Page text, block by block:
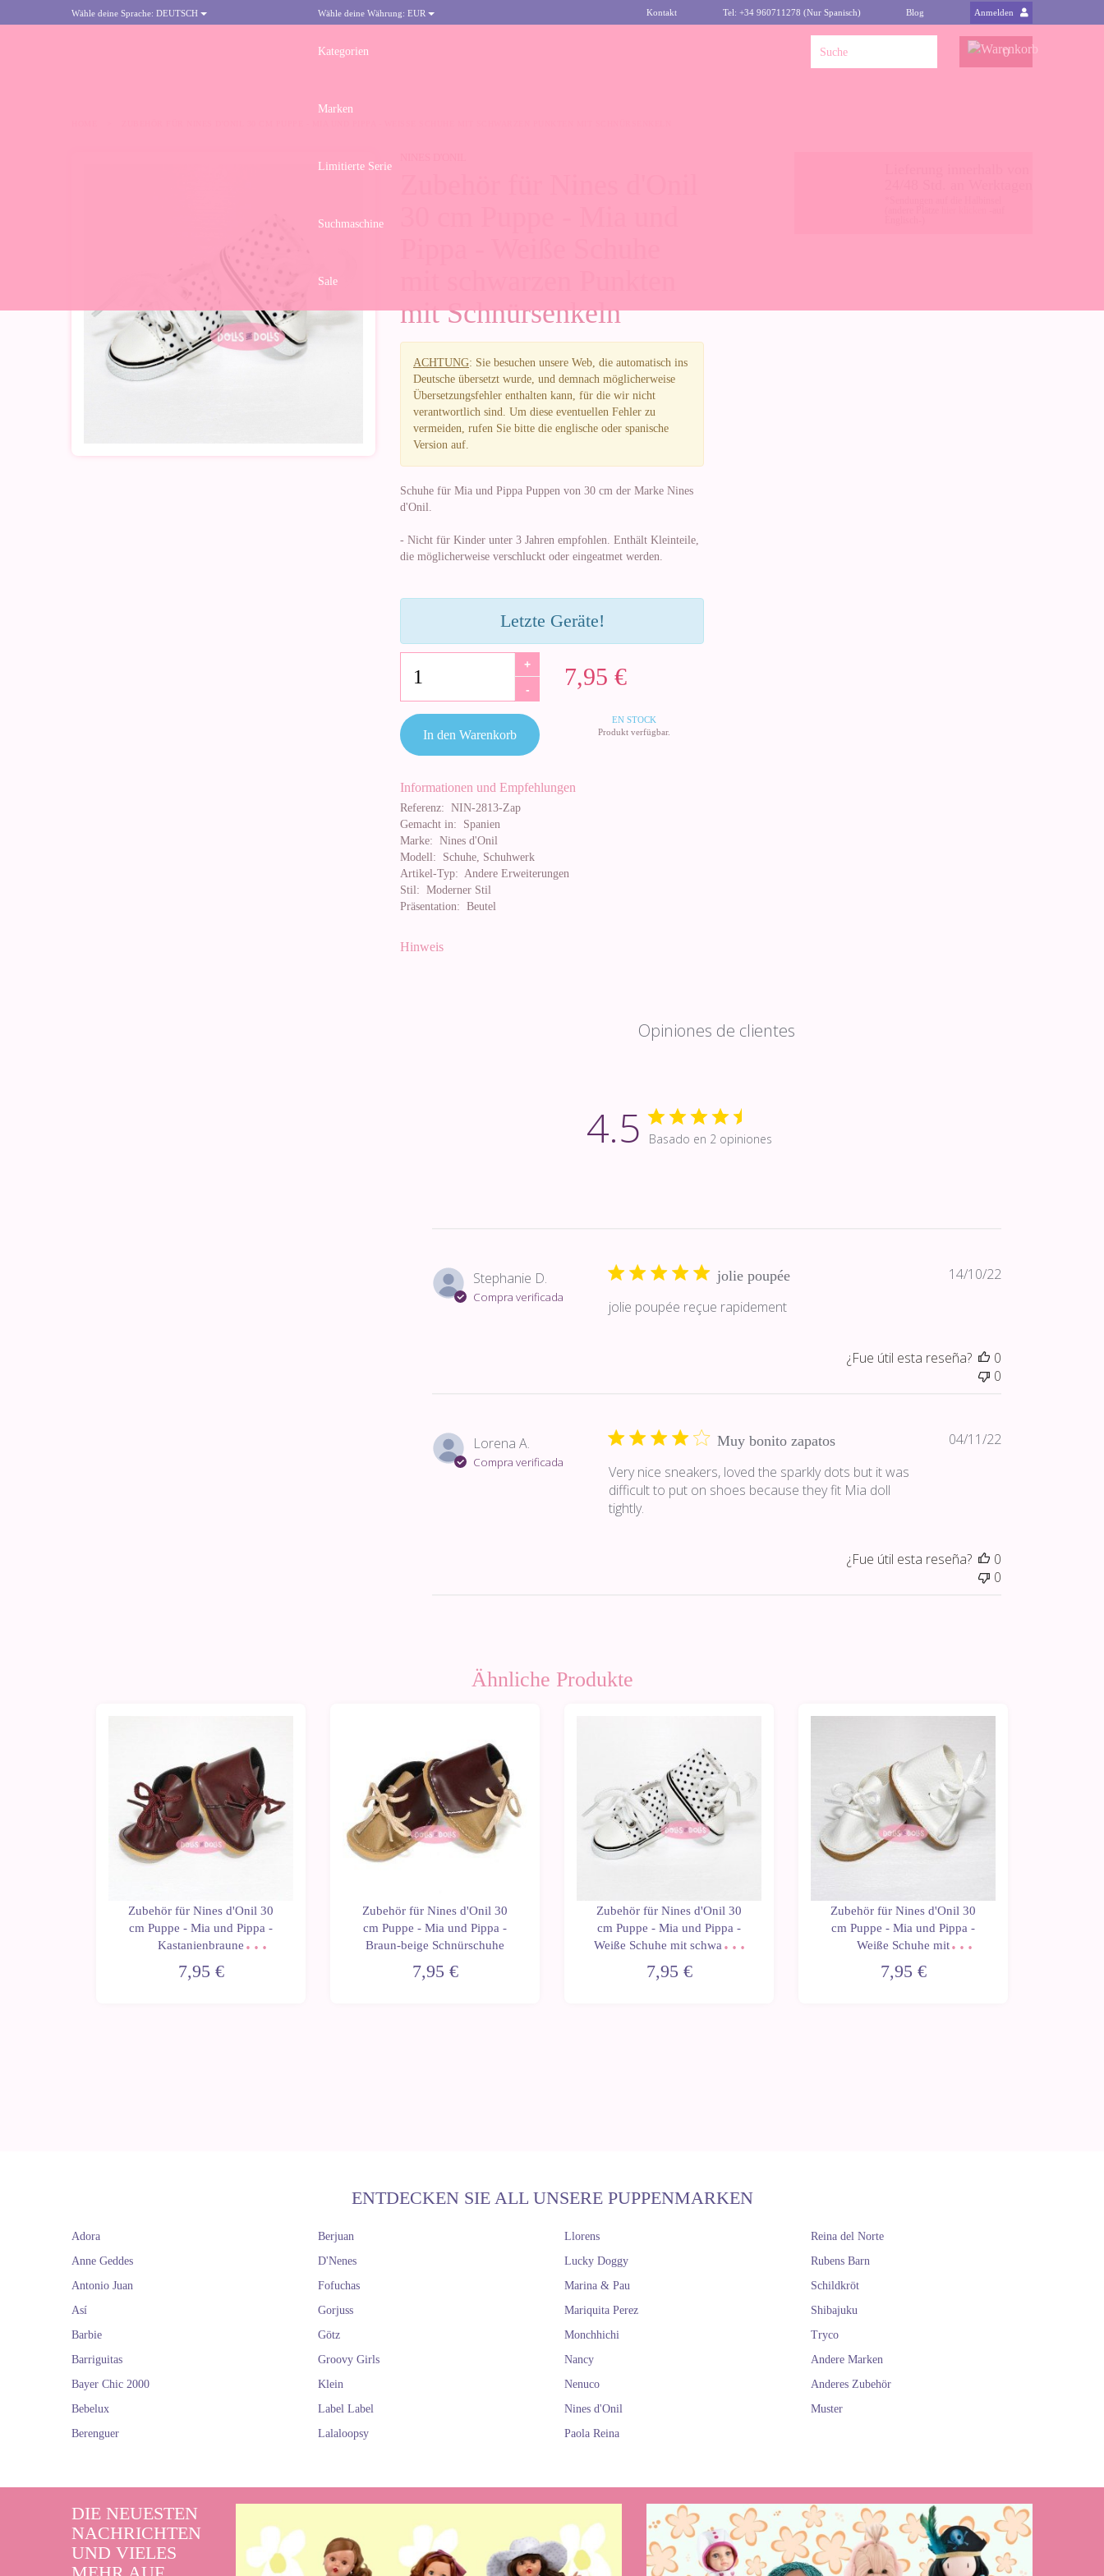
Wähle deine Sprache: DEUTSCH Wähle deine Währung: EUR Kontakt Tel: +34 960711278 (Nur Spanisch) Blog Anmelden
Kategorien
Marken
Limitierte Serie
Suchmaschine
Sale
0
mit Schnürsenkeln
ACHTUNG: Sie besuchen unsere Web, die automatisch ins
Deutsche übersetzt wurde, und demnach möglicherweise
Übersetzungsfehler enthalten kann, für die wir nicht
verantwortlich sind. Um diese eventuellen Fehler zu
vermeiden, rufen Sie bitte die englische oder spanische
Version auf.
Schuhe für Mia und Pippa Puppen von 30 cm der Marke Nines
d'Onil.
- Nicht für Kinder unter 3 Jahren empfohlen. Enthält Kleinteile,
die möglicherweise verschluckt oder eingeatmet werden.
Letzte Geräte!
7,95 €
+
-
EN STOCK
Produkt verfügbar.
In den Warenkorb
Informationen und Empfehlungen
Referenz: NIN-2813-Zap
Gemacht in: Spanien
Marke: Nines d'Onil
Modell: Schuhe, Schuhwerk
Artikel-Typ: Andere Erweiterungen
Stil: Moderner Stil
Präsentation: Beutel
Hinweis
Opiniones de clientes
4.5 Basado en 2 opiniones
Stephanie D.
Compra verificada
jolie poupée
jolie poupée reçue rapidement
Fecha
14/10/22
¿Fue útil esta reseña?
0
0
Lorena A.
Compra verificada
Muy bonito zapatos
Very nice sneakers, loved the sparkly dots but it was
difficult to put on shoes because they fit Mia doll
tightly.
Fecha
04/11/22
¿Fue útil esta reseña?
0
0
Ähnliche Produkte
Zubehör für Nines d'Onil 30
cm Puppe - Mia und Pippa -
Kastanienbraune
7,95 €
Zubehör für Nines d'Onil 30
cm Puppe - Mia und Pippa -
Braun-beige Schnürschuhe
7,95 €
Zubehör für Nines d'Onil 30
cm Puppe - Mia und Pippa -
Weiße Schuhe mit schwarzen
7,95 €
Zubehör für Nines d'Onil 30
cm Puppe - Mia und Pippa -
Weiße Schuhe mit
7,95 €
ENTDECKEN SIE ALL UNSERE PUPPENMARKEN
Adora
Anne Geddes
Antonio Juan
Así
Barbie
Barriguitas
Bayer Chic 2000
Bebelux
Berenguer
Berjuan
D'Nenes
Fofuchas
Gorjuss
Götz
Groovy Girls
Klein
Label Label
Lalaloopsy
Llorens
Lucky Doggy
Marina & Pau
Mariquita Perez
Monchhichi
Nancy
Nenuco
Nines d'Onil
Paola Reina
Reina del Norte
Rubens Barn
Schildkröt
Shibajuku
Tryco
Andere Marken
Anderes Zubehör
Muster
DIE NEUESTEN
NACHRICHTEN
UND VIELES